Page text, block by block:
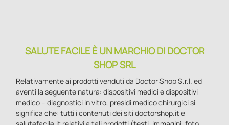
SALUTE FACILE È UN MARCHIO DI DOCTOR
SHOP SRL
Relativamente ai prodotti venduti da Doctor Shop S.r.l. ed
aventi la seguente natura: dispositivi medici e dispositivi
medico – diagnostici in vitro, presidi medico chirurgici si
significa che: tutti i contenuti dei siti doctorshop.it e